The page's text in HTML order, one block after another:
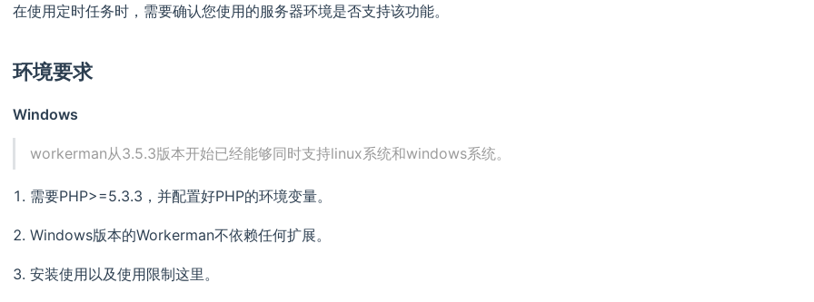
在使用定时任务时，需要确认您使用的服务器环境是否支持该功能。
环境要求
Windows
workerman从3.5.3版本开始已经能够同时支持linux系统和windows系统。
需要PHP>=5.3.3，并配置好PHP的环境变量。
Windows版本的Workerman不依赖任何扩展。
安装使用以及使用限制这里。